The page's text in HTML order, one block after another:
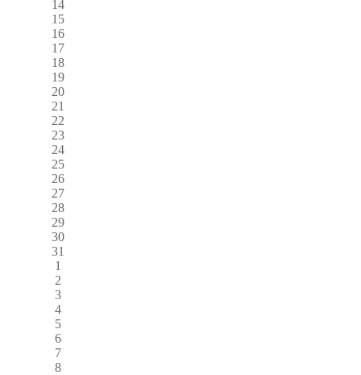
14
15
16
17
18
19
20
21
22
23
24
25
26
27
28
29
30
31
1
2
3
4
5
6
7
8